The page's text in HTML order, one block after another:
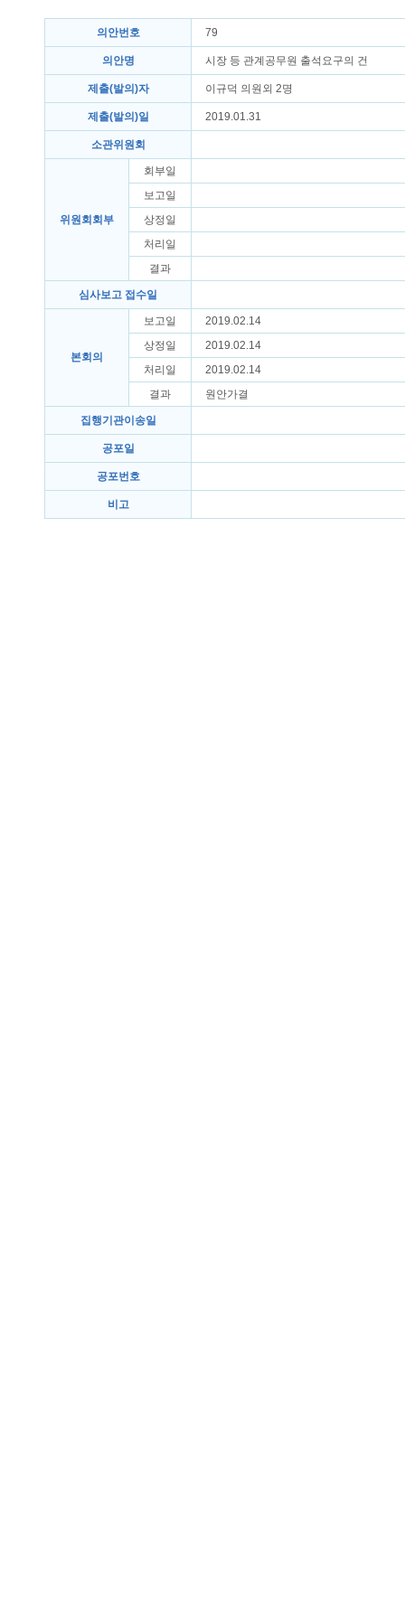
의안번호 79
의안명 시장 등 관계공무원 출석요구의 건
제출(발의)자 이규덕 의원외 2명
제출(발의)일 2019.01.31
소관위원회
위원회회부
회부일
보고일
상정일
처리일
결과
심사보고 접수일
본회의
보고일
2019.02.14
상정일
2019.02.14
처리일
2019.02.14
결과
원안가결
집행기관이송일
공포일
공포번호
비고